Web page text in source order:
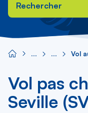
Rechercher
Vol
Vol pas
Seville